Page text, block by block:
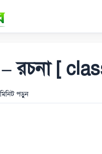
রচনা [
পড়ুন